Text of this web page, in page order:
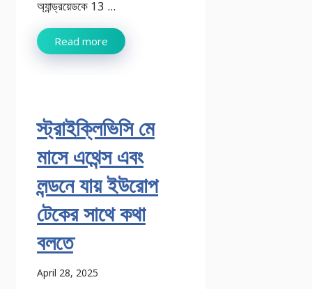
অ্যান্ড্রয়েডকে 13 ...
Read more
স্ট্রাইক্লিভিসি মে
মাসে এথেন্স এবং
লন্ডনে যায় ইউরোপ
টেকের সাথে কথা
বলতে
April 28, 2025